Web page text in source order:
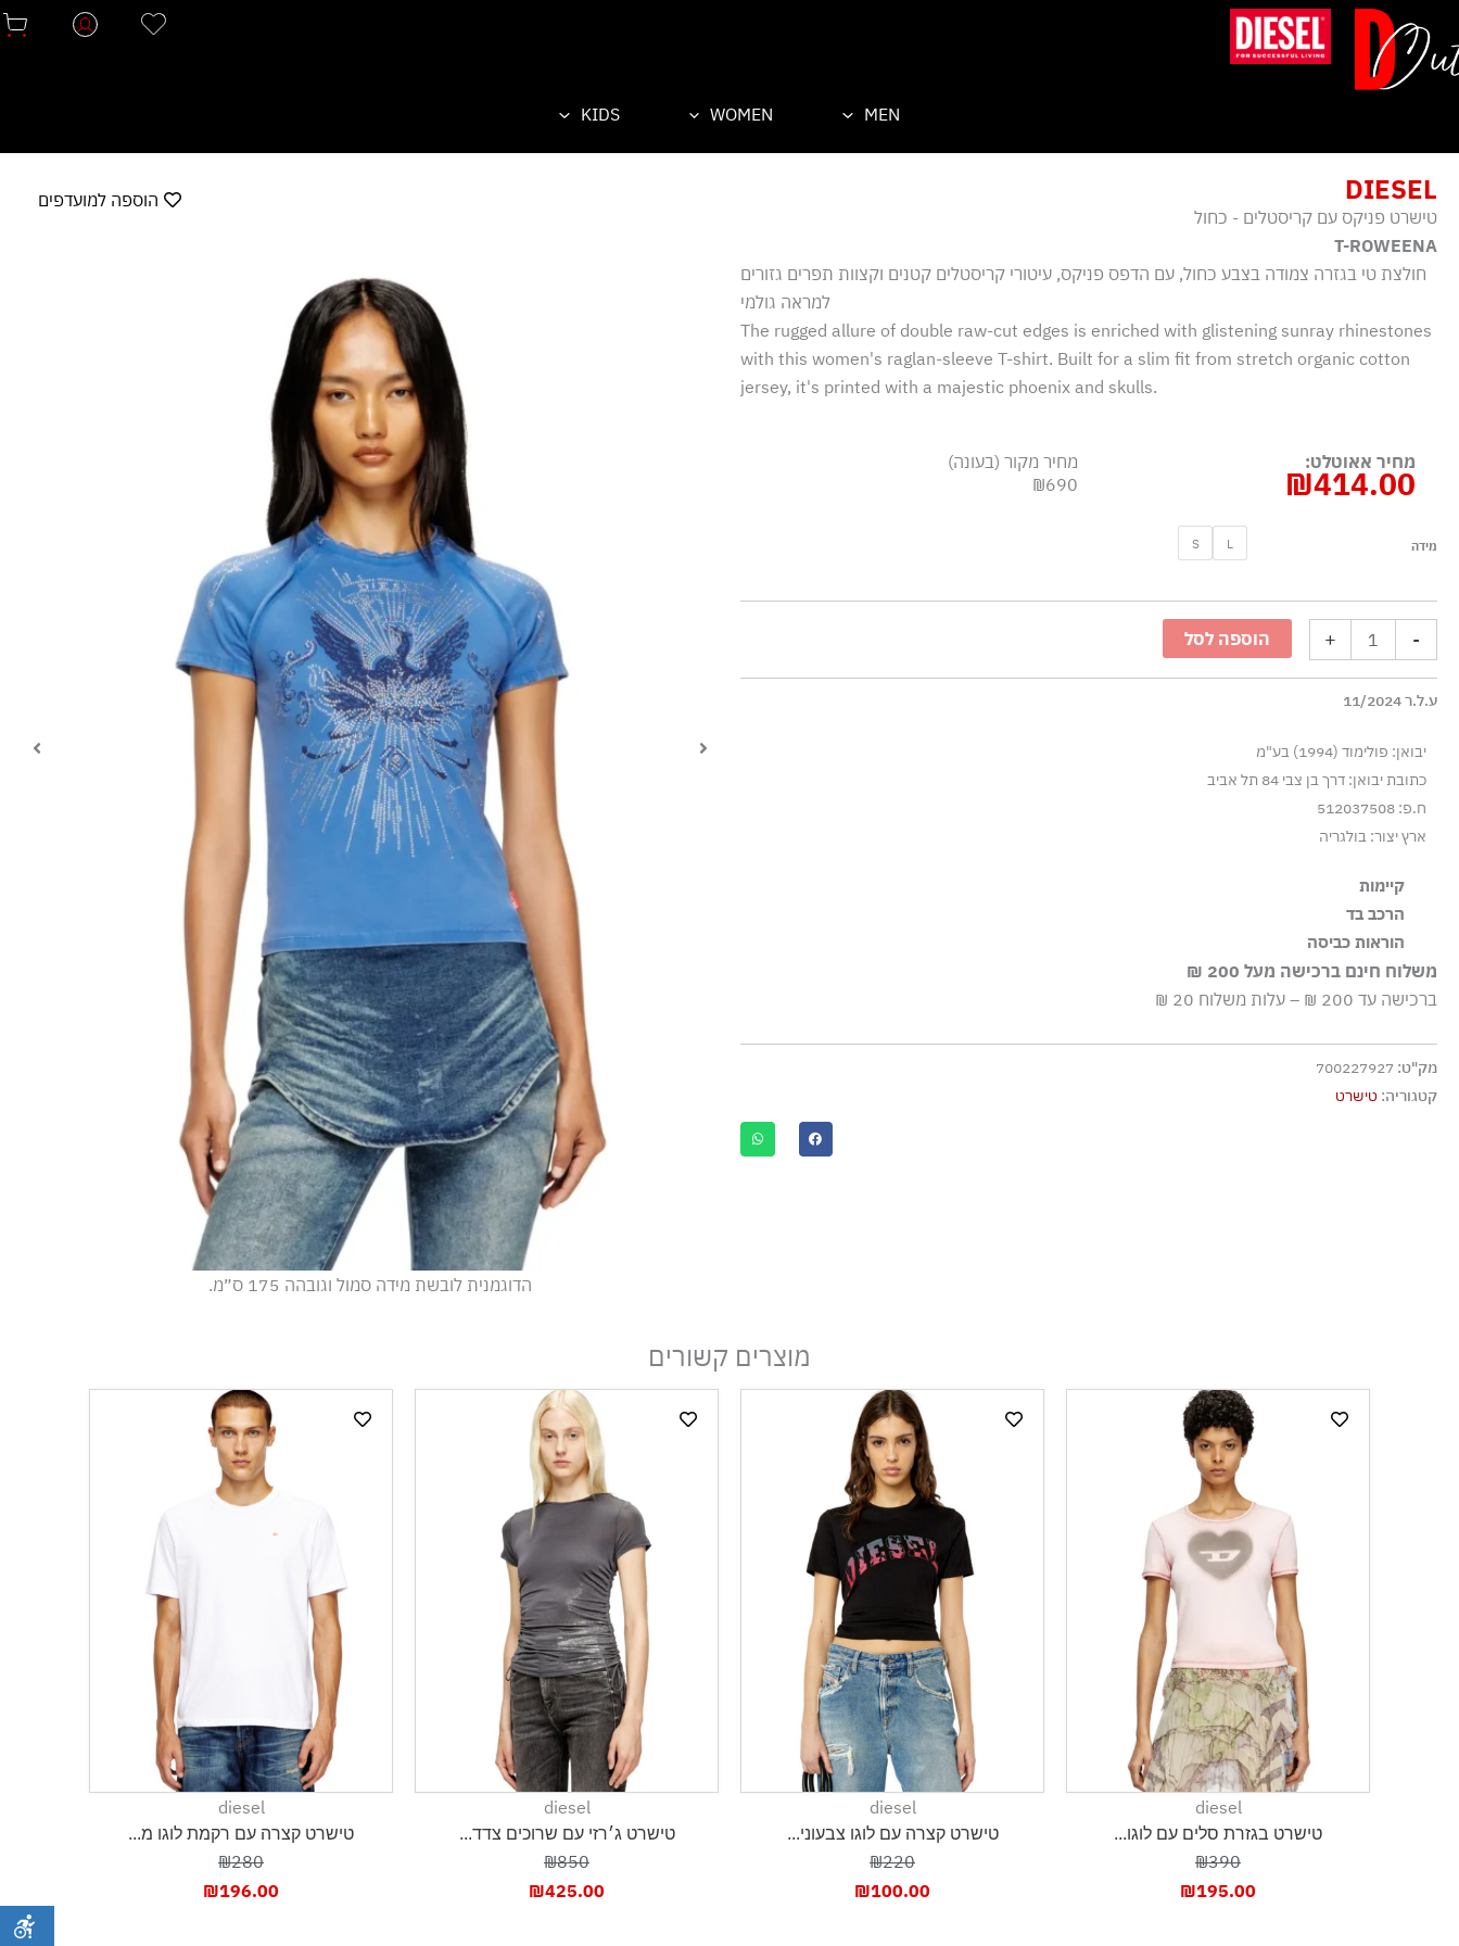
לתוכן
MEN
WOMEN
KIDS
DIESEL
טישרט פניקס עם קריסטלים - כחול
T-ROWEENA
חולצת טי בגזרה צמודה בצבע כחול, עם הדפס פניקס, עיטורי קריסטלים קטנים וקצוות תפרים גזורים
למראה גולמי
The rugged allure of double raw-cut edges is enriched with glistening sunray rhinestones
with this women's raglan-sleeve T-shirt. Built for a slim fit from stretch organic cotton
jersey, it's printed with a majestic phoenix and skulls.
מחיר אאוטלט:
₪414.00
מחיר מקור (בעונה)
₪690
מידה L
S
-
פניקס
עם
קריסטלים
-
+ הוספה לסל
ע.ל.ר 11/2024
יבואן: פולימוד (1994) בע"מ
כתובת יבואן: דרך בן צבי 84 תל אביב
ח.פ: 512037508
ארץ יצור: בולגריה
קיימות
אקולוגיות בריאות.
הרכב בד
95% כותנה 5% אלסטן-ספנדקסהוראות כביסה
שטיפה ידנית
ללא חומרי הלבנה, ללא השריה
גיהוץ בחום נמוך
אסור לנקות בניקוי יבש
אסור לייבש במכונת ייבוש
משלוח חינם ברכישה מעל 200 ₪
ברכישה עד 200 ₪ – עלות משלוח 20 ₪
מק"ט: 700227927
קטגוריה: טישרט
הוספה למועדפים
הדוגמנית לובשת מידה סמול וגובהה 175 ס״מ.
מוצרים קשורים
diesel
טישרט בגזרת סלים עם לוגו...
₪390
₪195.00
diesel
טישרט קצרה עם לוגו צבעוני...
₪220
₪100.00
diesel
טישרט ג׳רזי עם שרוכים צדד...
₪850
₪425.00
diesel
טישרט קצרה עם רקמת לוגו מ...
₪280
₪196.00